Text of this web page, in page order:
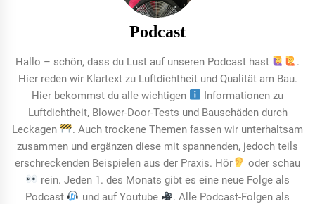
Podcast
Hallo – schön, dass du Lust auf unseren Podcast hast
.
Hier reden wir Klartext zu Luftdichtheit und Qualität am Bau.
Hier bekommst du alle wichtigen
Informationen zu
Luftdichtheit, Blower-Door-Tests und Bauschäden durch
Leckagen
. Auch trockene Themen fassen wir unterhaltsam
zusammen und ergänzen diese mit spannenden, jedoch teils
erschreckenden Beispielen aus der Praxis. Hör
oder schau
rein. Jeden 1. des Monats gibt es eine neue Folge als
Podcast
und auf Youtube
. Alle Podcast-Folgen als